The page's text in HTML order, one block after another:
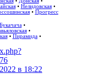
• Нелидовская•
• Прогресс
Букачача•
•
• Пирамида•
в 18:22